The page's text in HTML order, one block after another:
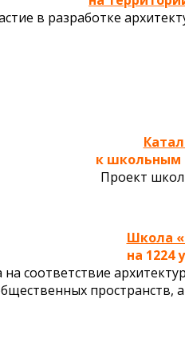
в разработке
к школьным
Проект
Школа
на 1224
на соответствие
пространств,